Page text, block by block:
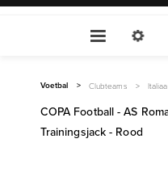
Voetbal > Clubteams >
COPA Football - AS
Trainingsjack - Rood